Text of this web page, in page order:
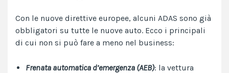
Con le nuove direttive europee, alcuni ADAS sono già
obbligatori su tutte le nuove auto. Ecco i principali
di cui non si può fare a meno nel business:
Frenata automatica d’emergenza (AEB): la vettura